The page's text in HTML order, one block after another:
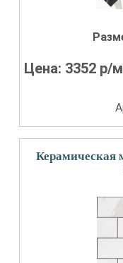
Цена: 3352 р/
Керамическая